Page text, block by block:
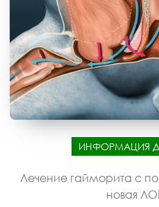
ИНФОРМАЦИЯ
Лечение гайморита с
новая